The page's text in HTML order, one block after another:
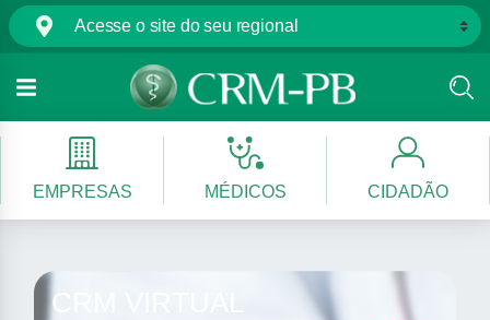
EMPRESAS MÉDICOS CIDADÃO
CRM VIRTUAL